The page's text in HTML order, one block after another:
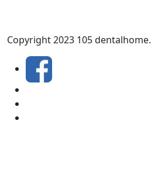
Copyright2023 105 dentalhome.